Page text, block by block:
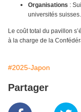
Organisations :
universités suisses.
Le coût total du pavillon
à la charge de la
#2025-Japon
Partager